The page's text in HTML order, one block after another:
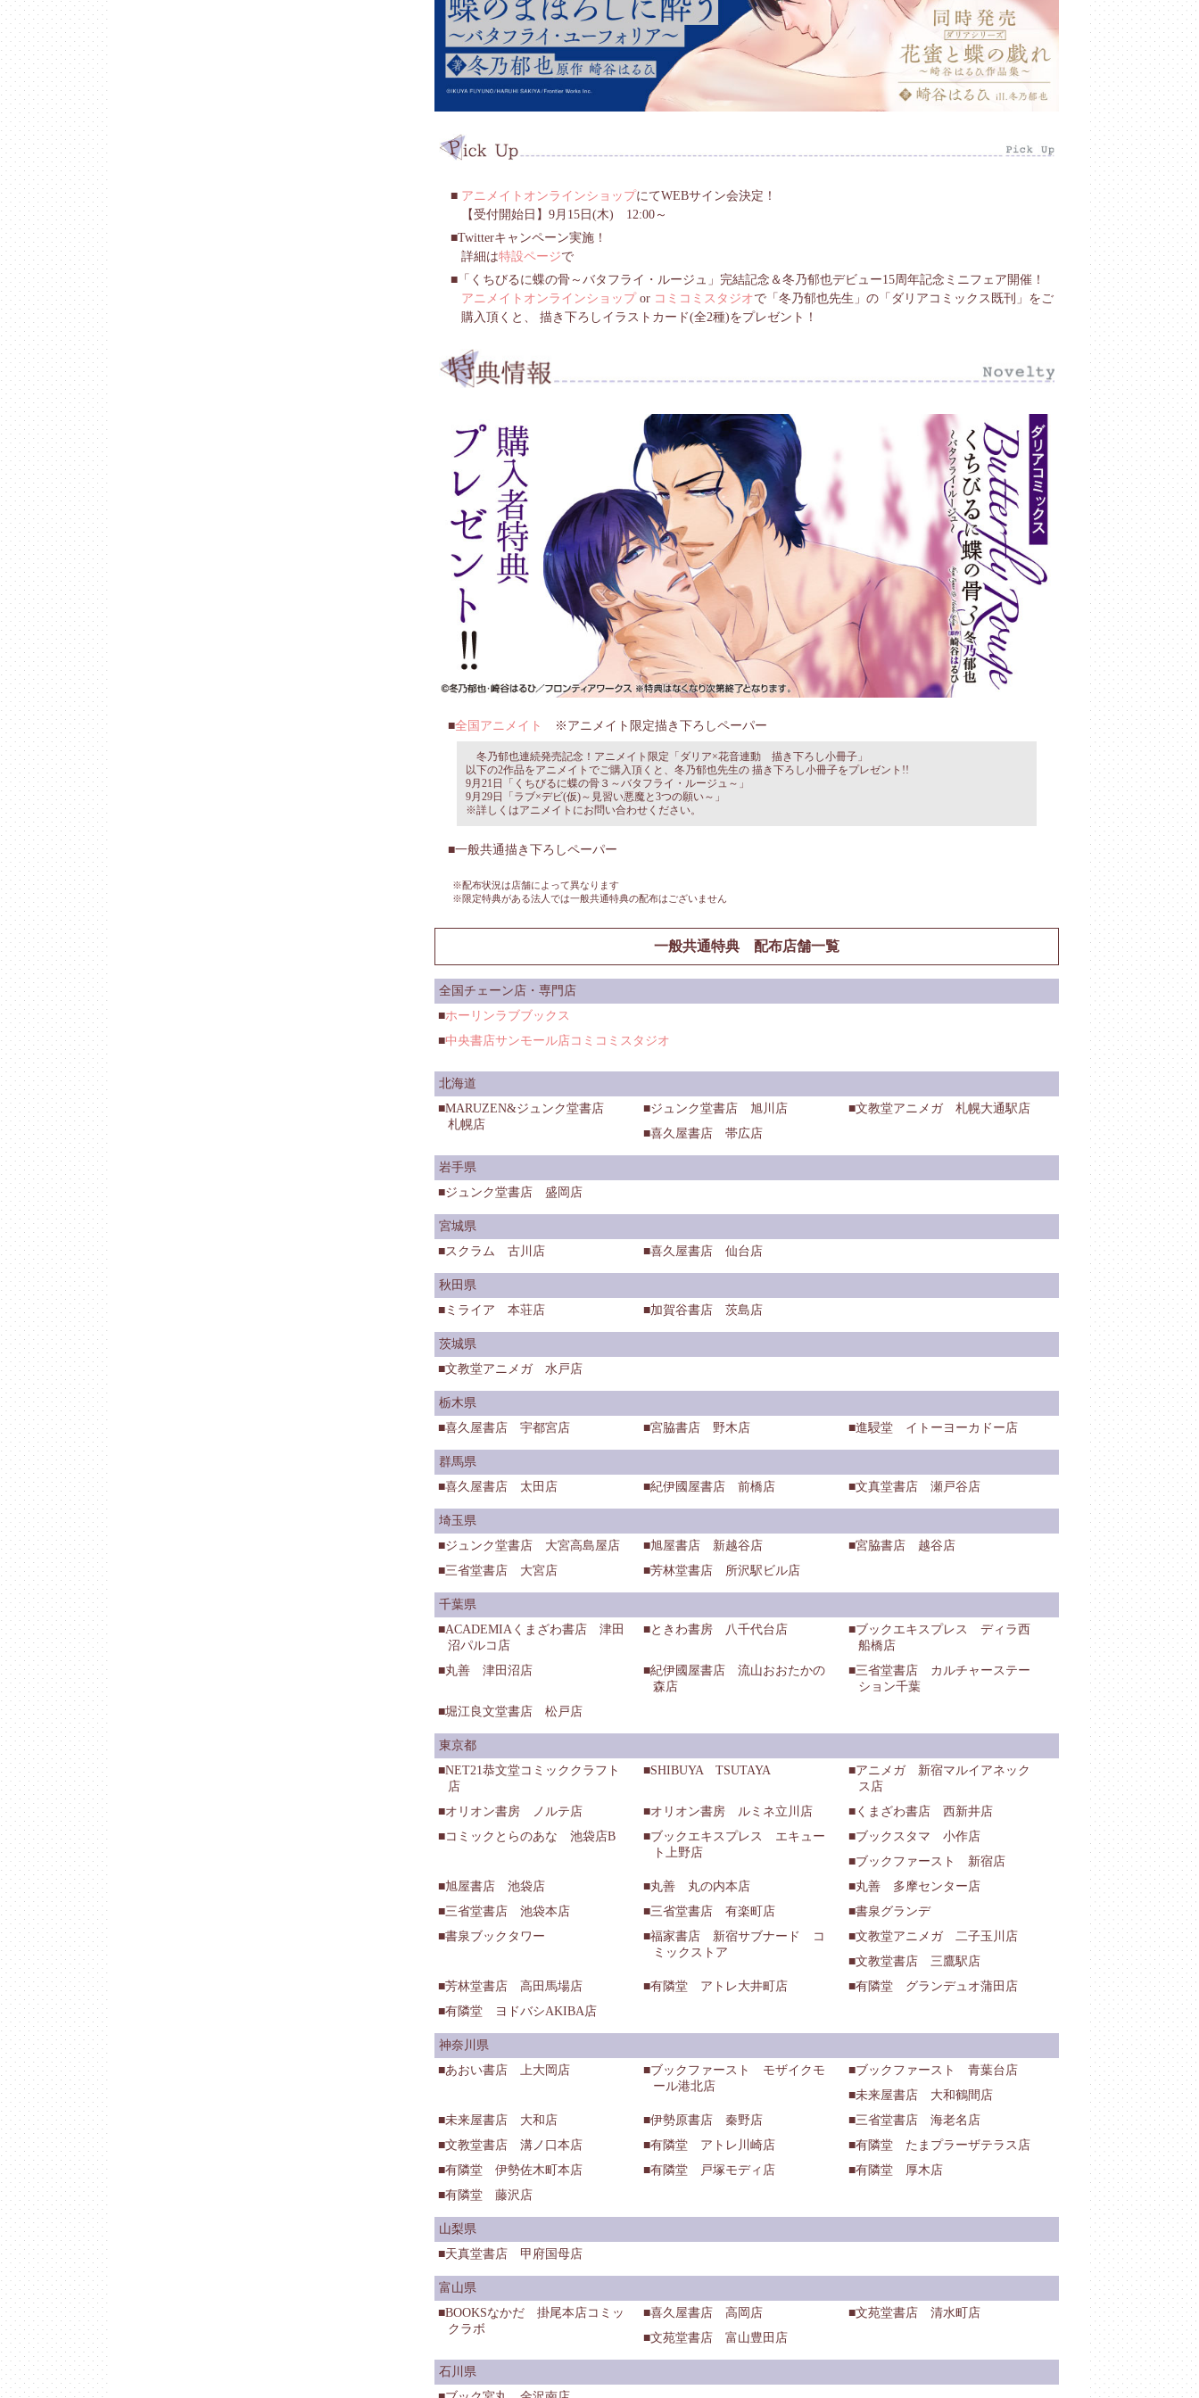
アニメイトオンラインショップにてWEBサイン会決定！
【受付開始日】9月15日(木) 12:00～
Twitterキャンペーン実施！
詳細は特設ページで
「くちびるに蝶の骨～バタフライ・ルージュ」完結記念＆冬乃郁也デビュー15周年記念ミニフェア開催！
アニメイトオンラインショップ or コミコミスタジオで「冬乃郁也先生」の「ダリアコミックス既刊」をご
購入頂くと、 描き下ろしイラストカード(全2種)をプレゼント！
全国アニメイト ※アニメイト限定描き下ろしペーパー
冬乃郁也連続発売記念！アニメイト限定「ダリア×花音連動 描き下ろし小冊子」
以下の2作品をアニメイトでご購入頂くと、冬乃郁也先生の 描き下ろし小冊子をプレゼント!!
9月21日「くちびるに蝶の骨３～バタフライ・ルージュ～」
9月29日「ラブ×デビ(仮)～見習い悪魔と3つの願い～」
※詳しくはアニメイトにお問い合わせください。
一般共通描き下ろしペーパー
※配布状況は店舗によって異なります
※限定特典がある法人では一般共通特典の配布はございません
一般共通特典 配布店舗一覧
全国チェーン店・専門店
ホーリンラブブックス
中央書店サンモール店コミコミスタジオ
北海道
MARUZEN&ジュンク堂書店
札幌店
ジュンク堂書店 旭川店
文教堂アニメガ 札幌大通駅店
喜久屋書店 帯広店
岩手県
ジュンク堂書店 盛岡店
宮城県
スクラム 古川店
喜久屋書店 仙台店
秋田県
ミライア 本荘店
加賀谷書店 茨島店
茨城県
文教堂アニメガ 水戸店
栃木県
喜久屋書店 宇都宮店
宮脇書店 野木店 進駸堂 イトーヨーカドー店
群馬県
喜久屋書店 太田店
紀伊國屋書店 前橋店 文真堂書店 瀬戸谷店
埼玉県
ジュンク堂書店 大宮高島屋店
旭屋書店 新越谷店
宮脇書店 越谷店
三省堂書店 大宮店
芳林堂書店 所沢駅ビル店
千葉県
ACADEMIAくまざわ書店 津田
沼パルコ店
ときわ書房 八千代台店
ブックエキスプレス ディラ西
船橋店
丸善 津田沼店
紀伊國屋書店 流山おおたかの
森店
三省堂書店 カルチャーステー
ション千葉
堀江良文堂書店 松戸店
東京都
NET21恭文堂コミッククラフト
店
SHIBUYA TSUTAYA
アニメガ 新宿マルイアネック
ス店
オリオン書房 ノルテ店
オリオン書房 ルミネ立川店
くまざわ書店 西新井店
コミックとらのあな 池袋店B
ブックエキスプレス エキュー
ト上野店
ブックスタマ 小作店
ブックファースト 新宿店
旭屋書店 池袋店
丸善 丸の内本店
丸善 多摩センター店
三省堂書店 池袋本店
三省堂書店 有楽町店
書泉グランデ
書泉ブックタワー
福家書店 新宿サブナード コ
ミックストア
文教堂アニメガ 二子玉川店
文教堂書店 三鷹駅店
芳林堂書店 高田馬場店
有隣堂 アトレ大井町店
有隣堂 グランデュオ蒲田店
有隣堂 ヨドバシAKIBA店
神奈川県
あおい書店 上大岡店
ブックファースト モザイクモ
ール港北店
ブックファースト 青葉台店
未来屋書店 大和鶴間店
未来屋書店 大和店
伊勢原書店 秦野店
三省堂書店 海老名店
文教堂書店 溝ノ口本店
有隣堂 アトレ川崎店
有隣堂 たまプラーザテラス店
有隣堂 伊勢佐木町本店
有隣堂 戸塚モディ店
有隣堂 厚木店
有隣堂 藤沢店
山梨県
天真堂書店 甲府国母店
富山県
BOOKSなかだ 掛尾本店コミッ
クラボ
喜久屋書店 高岡店
文苑堂書店 清水町店
文苑堂書店 富山豊田店
石川県